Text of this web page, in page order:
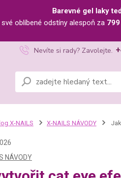
Barevné gel laky
oblíbené odstíny alespoň za
Nevíte si rady? Zavolejte.
X-NAILS X-NAILS NÁVODY
NÁVODY